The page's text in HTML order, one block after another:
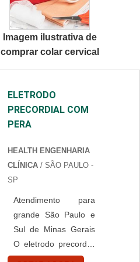
pressão no s...
criação de
numerosos tipos de
ímãs de ferrites, que
podem ter variados
objetivos de sua
aplicação.Esses ímãs
são bastante
malefícios da
oxidação e, por esse
motivo, não precisam
de trata...
Imagem ilustrativa de
comprar colar cervical
ELETRODO
PRECORDIAL COM
PERA
HEALTH ENGENHARIA
CLÍNICA / SÃO PAULO -
SP
Atendimento para
grande São Paulo e
Sul de Minas Gerais
O eletrodo precordial
com pera é utilizado